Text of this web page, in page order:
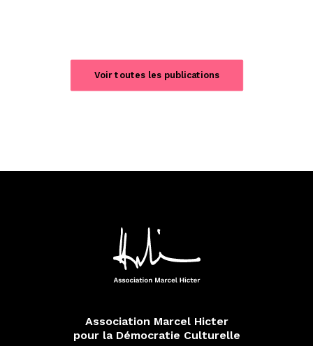
Voir toutes les publications
Association Marcel Hicter
pour la Démocratie Culturelle